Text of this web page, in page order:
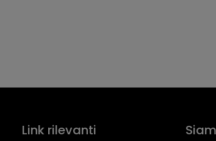
Link rilevanti